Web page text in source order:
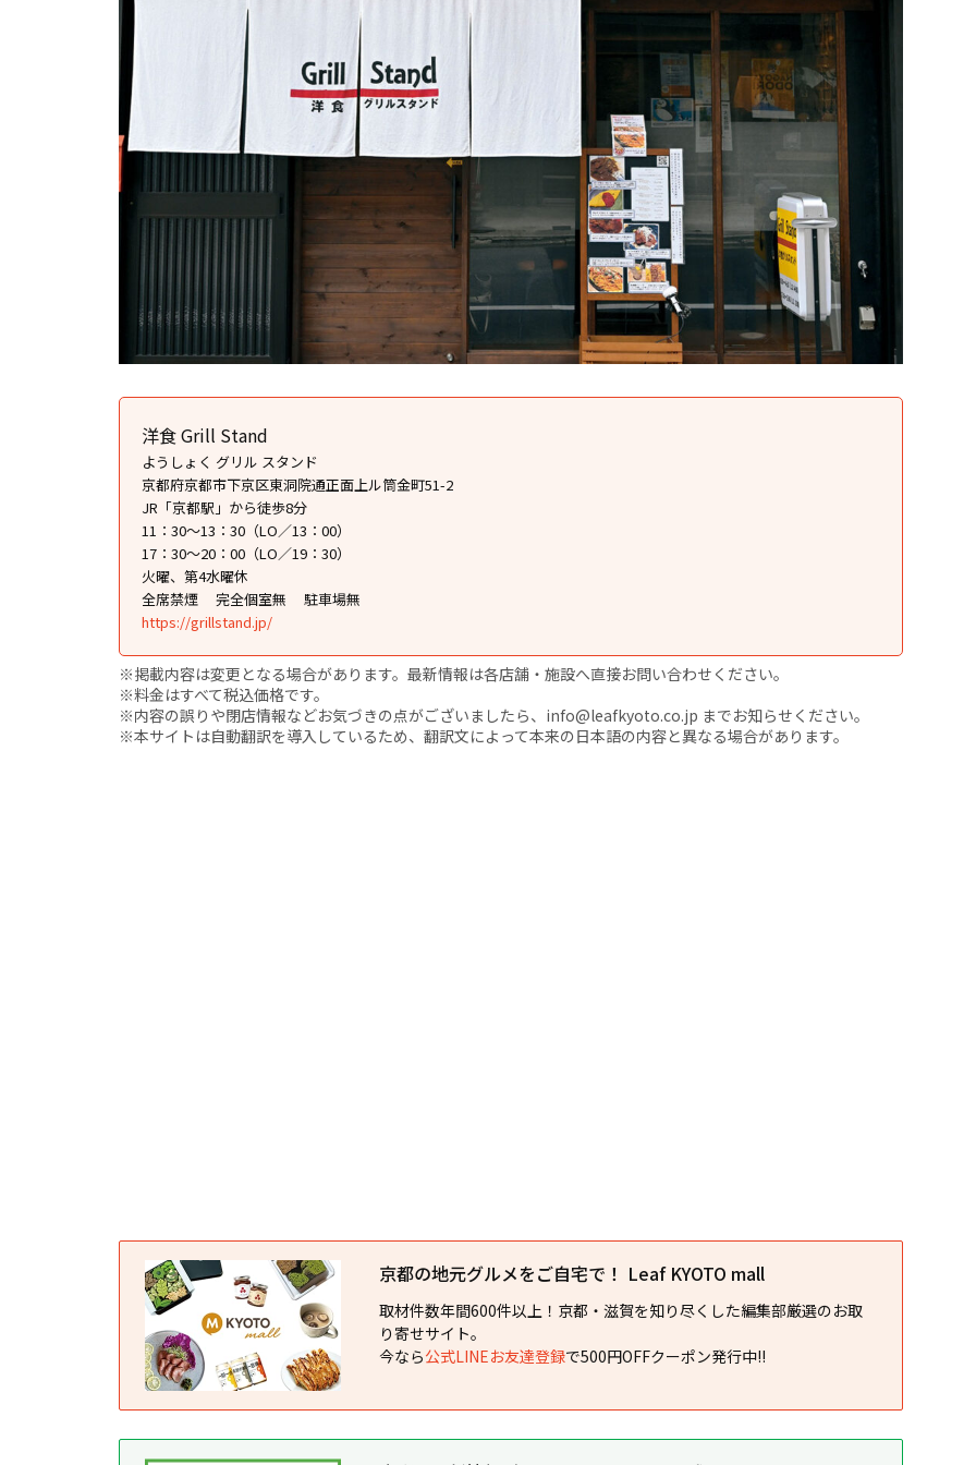
洋食 Grill Stand
ようしょく グリル スタンド
京都府京都市下京区東洞院通正面上ル筒金町51-2
JR「京都駅」から徒歩8分
11：30～13：30（LO／13：00）
17：30～20：00（LO／19：30）
火曜、第4水曜休
全席禁煙
完全個室無
駐車場無
https://grillstand.jp/
※掲載内容は変更となる場合があります。最新情報は各店舗・施設へ直接お問い合わせください。
※料金はすべて税込価格です。
※内容の誤りや閉店情報などお気づきの点がございましたら、info@leafkyoto.co.jp までお知らせください。
※本サイトは自動翻訳を導入しているため、翻訳文によって本来の日本語の内容と異なる場合があります。
京都の地元グルメをご自宅で！ Leaf KYOTO mall
取材件数年間600件以上！京都・滋賀を知り尽くした編集部厳選のお取
り寄せサイト。
今なら公式LINEお友達登録で500円OFFクーポン発行中!!